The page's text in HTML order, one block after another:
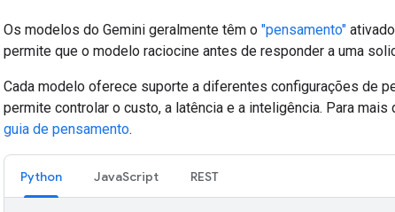
Os modelos do Gemini geralmente têm o "pensamento"
permite que o modelo raciocine antes de responder a uma
Cada modelo oferece suporte a diferentes configurações de
permite controlar o custo, a latência e a inteligência. Para mais
guia de pensamento.
Python JavaScript REST